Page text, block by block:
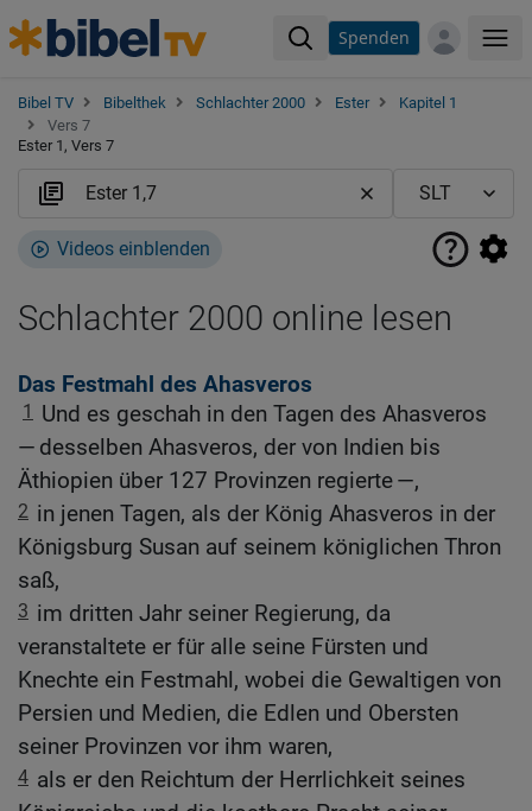
Spenden
Bibel TV Bibelthek Schlachter 2000 Ester
Kapitel 1
Vers 7
Ester 1, Vers 7
Videos einblenden
Schlachter 2000 online lesen
Das Festmahl des Ahasveros
1
Und es geschah in den Tagen des Ahasveros
— desselben Ahasveros, der von Indien bis
Äthiopien über 127 Provinzen regierte —,
2 in jenen Tagen, als der König Ahasveros in der
Königsburg Susan auf seinem königlichen Thron
saß,
3 im dritten Jahr seiner Regierung, da
veranstaltete er für alle seine Fürsten und
Knechte ein Festmahl, wobei die Gewaltigen von
Persien und Medien, die Edlen und Obersten
seiner Provinzen vor ihm waren,
4 als er den Reichtum der Herrlichkeit seines